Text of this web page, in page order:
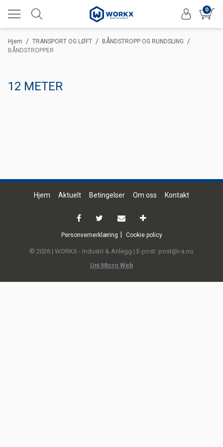
0
/
Hjem /
TRANSPORT OG LØFT /
BÅNDSTROPP OG RUNDSLING
BÅNDSTROPPER
12 METER
Hjem Aktuelt Betingelser Om oss Kontakt
Personvernerklæring Cookie policy
© 2026 | WORKX - Industri & Anlegg | E-post: post@i-a.no
Uni Micro Web